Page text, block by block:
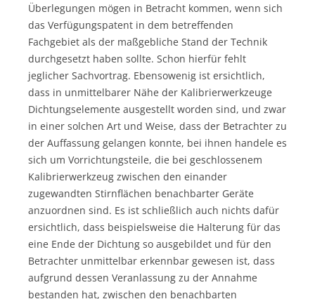
Überlegungen mögen in Betracht kommen, wenn sich
das Verfügungspatent in dem betreffenden
Fachgebiet als der maßgebliche Stand der Technik
durchgesetzt haben sollte. Schon hierfür fehlt
jeglicher Sachvortrag. Ebensowenig ist ersichtlich,
dass in unmittelbarer Nähe der Kalibrierwerkzeuge
Dichtungselemente ausgestellt worden sind, und zwar
in einer solchen Art und Weise, dass der Betrachter zu
der Auffassung gelangen konnte, bei ihnen handele es
sich um Vorrichtungsteile, die bei geschlossenem
Kalibrierwerkzeug zwischen den einander
zugewandten Stirnflächen benachbarter Geräte
anzuordnen sind. Es ist schließlich auch nichts dafür
ersichtlich, dass beispielsweise die Halterung für das
eine Ende der Dichtung so ausgebildet und für den
Betrachter unmittelbar erkennbar gewesen ist, dass
aufgrund dessen Veranlassung zu der Annahme
bestanden hat, zwischen den benachbarten